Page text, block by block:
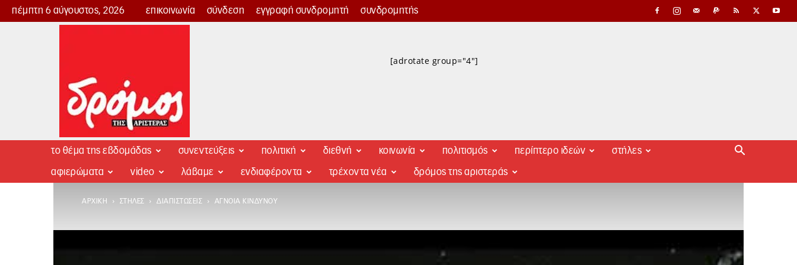
πέμπτη 6 αύγουστος, 2026 επικοινωνία σύνδεση εγγραφή συνδρομητή συνδρομητής
Δρόμος
[adrotate group="4"]
το θέμα της εβδομάδας συνεντεύξεις πολιτική διεθνή κοινωνία πολιτισμός περίπτερο ιδεών στήλες
αφιερώματα video λάβαμε ενδιαφέροντα τρέχοντα νέα δρόμος της αριστεράς
ΑΡΧΙΚΉ ΣΤΉΛΕΣ ΔΙΑΠΙΣΤΏΣΕΙΣ ΆΓΝΟΙΑ ΚΙΝΔΎΝΟΥ